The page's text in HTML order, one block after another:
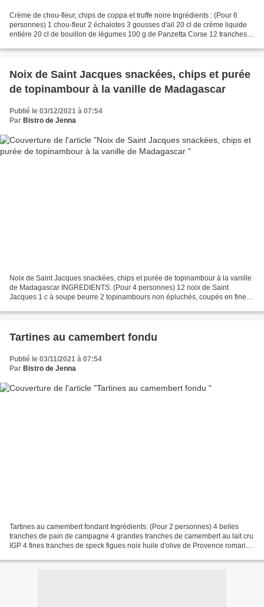
Crème de chou-fleur, chips de coppa et truffe noire Ingrédients : (Pour 6
personnes) 1 chou-fleur 2 échalotes 3 gousses d'ail 20 cl de crème liquide
entière 20 cl de bouillon de légumes 100 g de Panzetta Corse 12 tranches
Noix de Saint Jacques snackées, chips et purée
de topinambour à la vanille de Madagascar
Publié le 03/12/2021 à 07:54
Par Bistro de Jenna
Noix de Saint Jacques snackées, chips et purée de topinambour à la vanille
de Madagascar INGREDIENTS: (Pour 4 personnes) 12 noix de Saint
Jacques 1 c à soupe beurre 2 topinambours non épluchés, coupés en fines
Tartines au camembert fondu
Publié le 03/11/2021 à 07:54
Par Bistro de Jenna
Tartines au camembert fondant Ingrédients: (Pour 2 personnes) 4 belles
tranches de pain de campagne 4 grandes tranches de camembert au lait cru
IGP 4 fines tranches de speck figues noix huile d'olive de Provence romarin